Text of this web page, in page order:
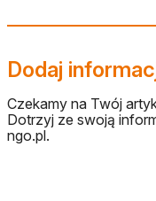
Dodaj
Czekamy na Twój
Dotrzyj ze swoją
ngo.pl.